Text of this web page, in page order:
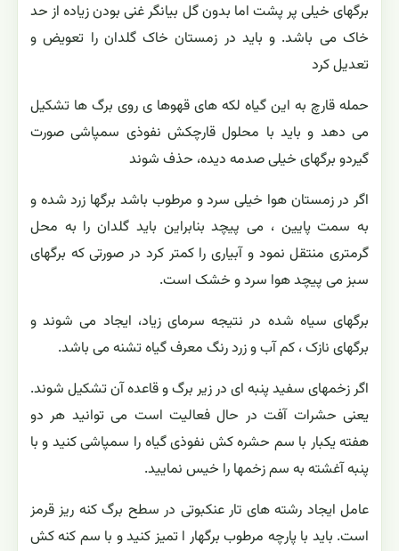
برگهای خیلی پر پشت اما بدون گل بیانگر غنی بودن زیاده از حد
خاک می باشد. و باید در زمستان خاک گلدان را تعویض و
تعدیل کرد
حمله قارچ به این گیاه لکه های قهوها ی روی برگ ها تشکیل
می دهد و باید با محلول قارچکش نفوذی سمپاشی صورت
گیردو برگهای خیلی صدمه دیده، حذف شوند
اگر در زمستان هوا خیلی سرد و مرطوب باشد برگها زرد شده و
به سمت پایین ، می پیچد بنابراین باید گلدان را به محل
گرمتری منتقل نمود و آبیاری را کمتر کرد در صورتی که برگهای
سبز می پیچد هوا سرد و خشک است.
برگهای سیاه شده در نتیجه سرمای زیاد، ایجاد می شوند و
برگهای نازک ، کم آب و زرد رنگ معرف گیاه تشنه می باشد.
اگر زخمهای سفید پنبه ای در زیر برگ و قاعده آن تشکیل شوند.
یعنی حشرات آفت در حال فعالیت است می توانید هر دو
هفته یکبار با سم حشره کش نفوذی گیاه را سمپاشی کنید و با
پنبه آغشته به سم زخمها را خیس نمایید.
عامل ایجاد رشته های تار عنکبوتی در سطح برگ کنه ریز قرمز
است. باید با پارچه مرطوب برگهار ا تمیز کنید و با سم کنه کش